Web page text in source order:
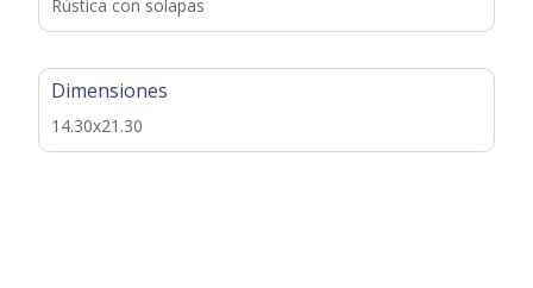
Rústica con solapas
Dimensiones
14.30x21.30